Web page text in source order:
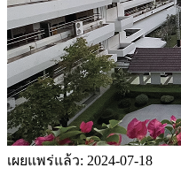
เผยแพร่แล้ว: 2024-07-18